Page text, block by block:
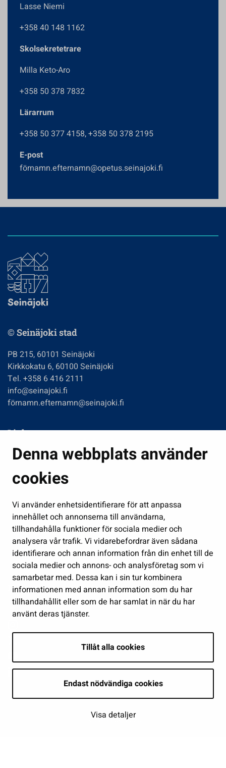
Denna webbplats använder
cookies
Vi använder enhetsidentifierare för att anpassa
innehållet och annonserna till användarna,
tillhandahålla funktioner för sociala medier och
analysera vår trafik. Vi vidarebefordrar även sådana
identifierare och annan information från din enhet till de
sociala medier och annons- och analysföretag som vi
samarbetar med. Dessa kan i sin tur kombinera
informationen med annan information som du har
tillhandahållit eller som de har samlat in när du har
använt deras tjänster.
Tillåt alla cookies
Endast nödvändiga cookies
Visa detaljer
Lasse Niemi
+358 40 148 1162
Skolsekretetrare
Milla Keto-Aro
+358 50 378 7832
Lärarrum
+358 50 377 4158, +358 50 378 2195
E-post
förnamn.efternamn@opetus.seinajoki.fi
© Seinäjoki stad
PB 215, 60101 Seinäjoki
Kirkkokatu 6, 60100 Seinäjoki
Tel. +358 6 416 2111
info@seinajoki.fi
förnamn.efternamn@seinajoki.fi
Links
Boende och miljö
Fostran och utbildning
Förvaltning
Jobb och företagsamhet
Delta och sköt ärenden
Show my cookie settings
Follow us
| © Seinäjoki 2026